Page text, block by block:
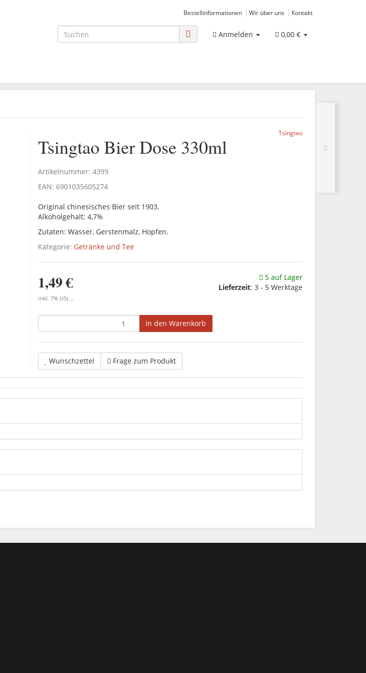
Bestellinformationen Wir über uns Kontakt
Anmelden 0,00 €
Tsingtao
Tsingtao Bier Dose 330ml
Artikelnummer: 4399
EAN: 6901035605274
Original chinesisches Bier seit 1903.
Alkoholgehalt: 4,7%
Zutaten: Wasser, Gerstenmalz, Hopfen.
Kategorie: Getränke und Tee
1,49 €
inkl. 7% USt. ,
5 auf Lager
Lieferzeit: 3 - 5 Werktage
In den Warenkorb
Wunschzettel Frage zum Produkt